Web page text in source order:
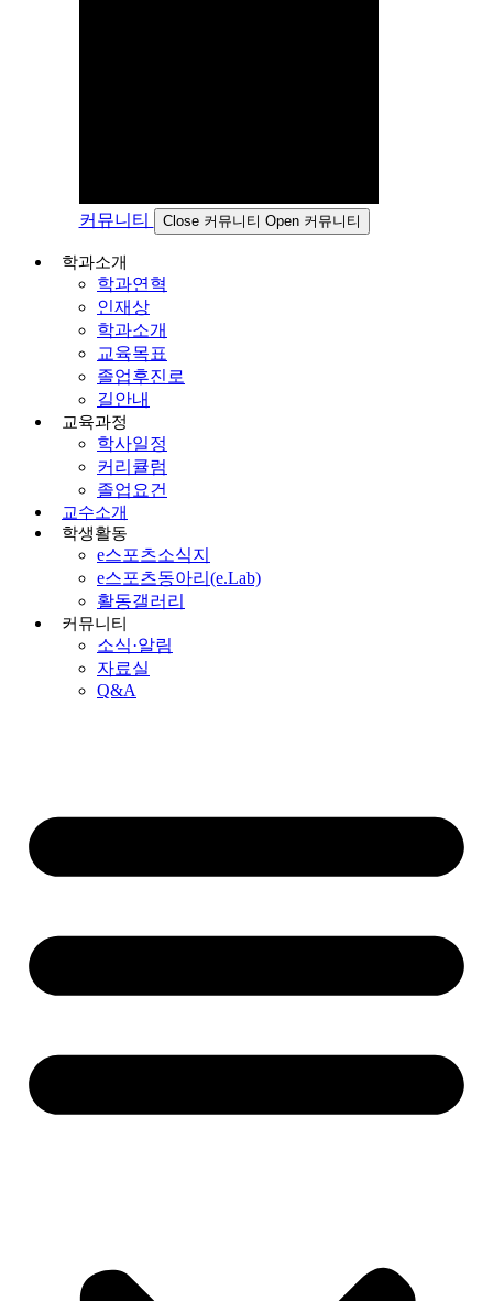
커뮤니티 Close 커뮤니티 Open 커뮤니티
학과소개
학과연혁
인재상
학과소개
교육목표
졸업후진로
길안내
교육과정
학사일정
커리큘럼
졸업요건
교수소개
학생활동
e스포츠소식지
e스포츠동아리(e.Lab)
활동갤러리
커뮤니티
소식·알림
자료실
Q&A